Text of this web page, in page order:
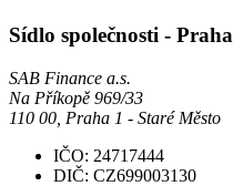
Sídlo společnosti - Praha
SAB Finance a.s.
Na Příkopě 969/33
110 00, Praha 1 - Staré Město
IČO: 24717444
DIČ: CZ699003130